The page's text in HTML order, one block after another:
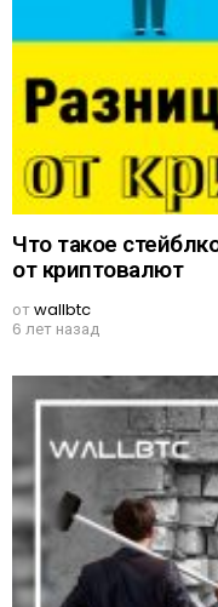
Что такое
от криптовалют
отwallbtc
6 лет назад